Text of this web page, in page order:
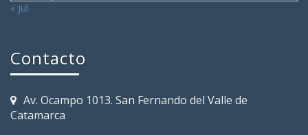
« Jul
Contacto
Av. Ocampo 1013. San Fernando del Valle de
Catamarca